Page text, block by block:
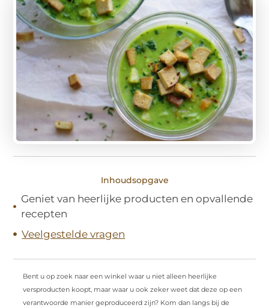
Inhoudsopgave
Geniet van heerlijke producten en opvallende
recepten
Veelgestelde vragen
Bent u op zoek naar een winkel waar u niet alleen heerlijke
versproducten koopt, maar waar u ook zeker weet dat deze op een
verantwoorde manier geproduceerd zijn? Kom dan langs bij de